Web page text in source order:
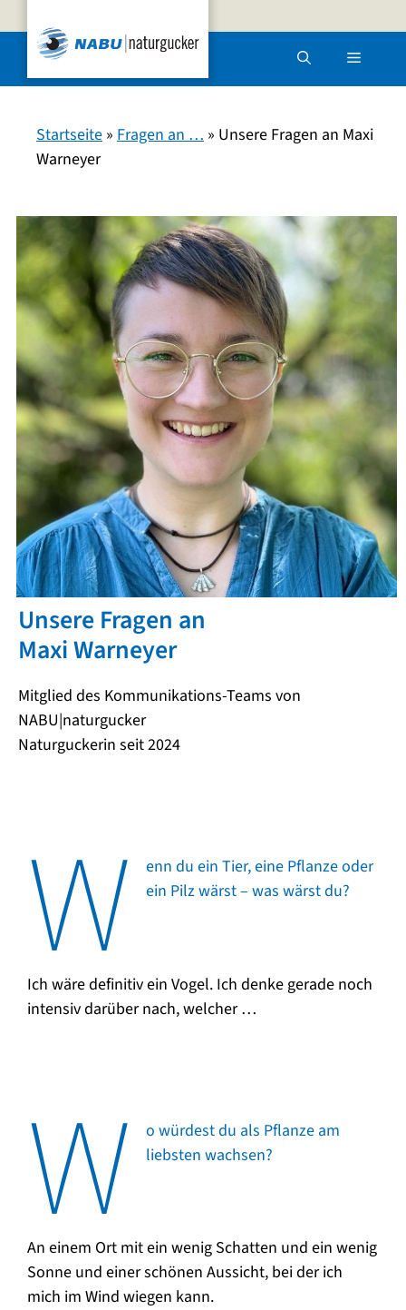
Inhalt
springen
Menü
Startseite » Fragen an … » Unsere Fragen an Maxi
Warneyer
Unsere Fragen an
Maxi Warneyer
Mitglied des Kommunikations-Teams von
NABU|naturgucker
Naturguckerin seit 2024
W
enn du ein Tier, eine Pflanze oder
ein Pilz wärst – was wärst du?
Ich wäre definitiv ein Vogel. Ich denke gerade noch
intensiv darüber nach, welcher …
W
o würdest du als Pflanze am
liebsten wachsen?
An einem Ort mit ein wenig Schatten und ein wenig
Sonne und einer schönen Aussicht, bei der ich
mich im Wind wiegen kann.